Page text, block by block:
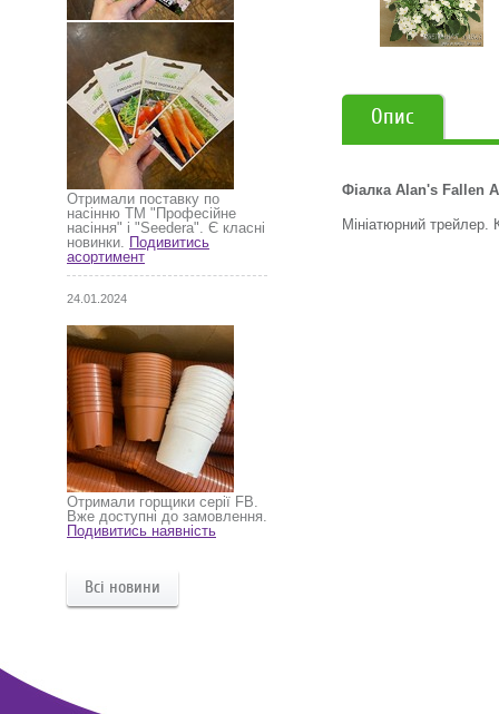
Отримали поставку по
насінню ТМ "Професійне
насіння" і "Seedera". Є класні
новинки. Подивитись
асортимент
24.01.2024
Отримали горщики серії FB.
Вже доступні до замовлення.
Подивитись наявність
Всі новини
Опис
Фіалка Alan's Fallen
Мініатюрний трейлер.